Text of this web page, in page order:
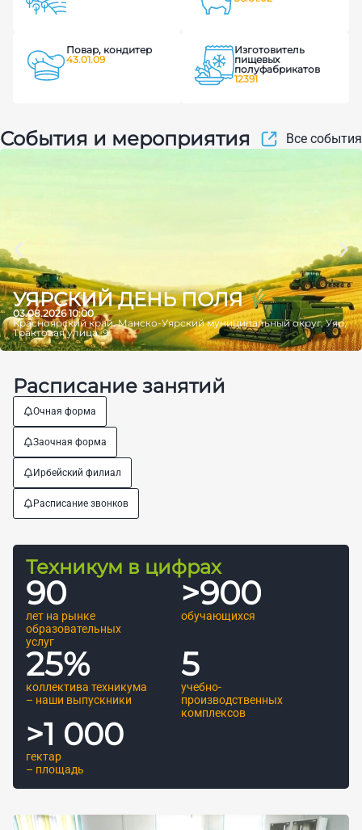
Повар, кондитер
43.01.09
Изготовитель
пищевых
полуфабрикатов
12391
События и мероприятия Все события
УЯРСКИЙ ДЕНЬ ПОЛЯ
03.08.2026 10:00
Красноярский край, Манско-Уярский муниципальный округ, Уяр,
Трактовая улица, 9
Расписание занятий
Очная форма
Заочная форма
Ирбейский филиал
Расписание звонков
Техникум в цифрах
лет на рынке
образовательных
услуг
90
обучающихся
>900
коллектива техникума
– наши выпускники
25%
учебно-
производственных
комплексов
5
гектар
– площадь
>1 000